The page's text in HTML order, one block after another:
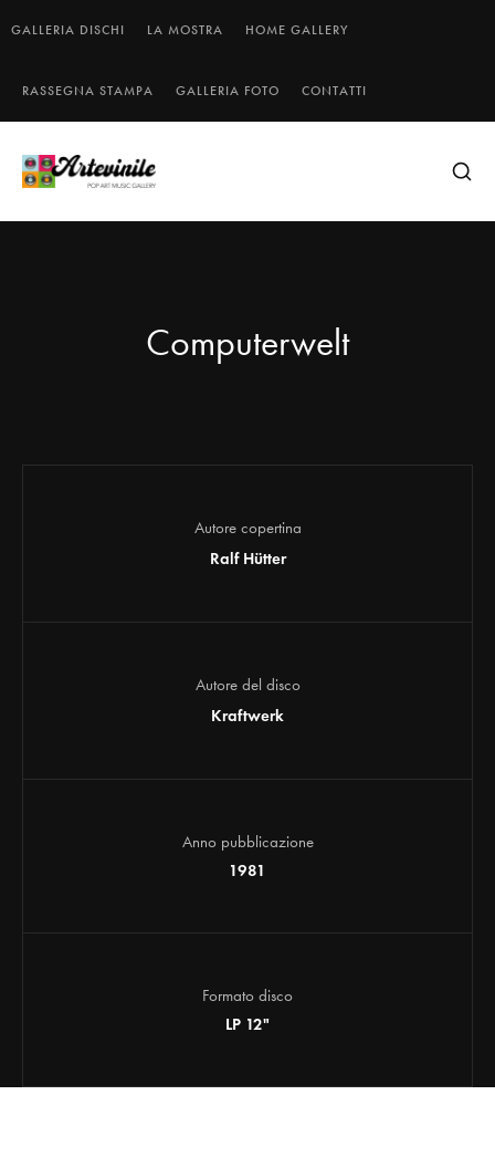
GALLERIA DISCHI LA MOSTRA HOME GALLERY
RASSEGNA STAMPA GALLERIA FOTO CONTATTI
Computerwelt
Autore copertina
Ralf Hütter
Autore del disco
Kraftwerk
Anno pubblicazione
1981
Formato disco
LP 12"